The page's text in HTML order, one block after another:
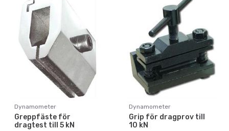
Dynamometer
Greppfäste för
dragtest till 5 kN
Dynamometer
Grip för dragprov till
10 kN